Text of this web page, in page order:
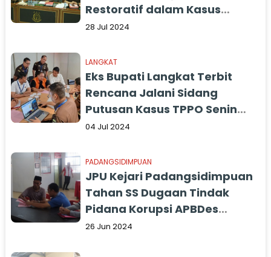
Restoratif dalam Kasus
Pidana
28 Jul 2024
LANGKAT
Eks Bupati Langkat Terbit
Rencana Jalani Sidang
Putusan Kasus TPPO Senin
Depan
04 Jul 2024
PADANGSIDIMPUAN
JPU Kejari Padangsidimpuan
Tahan SS Dugaan Tindak
Pidana Korupsi APBDes
Batang Bahal TA 2021-2022
26 Jun 2024